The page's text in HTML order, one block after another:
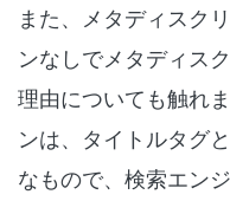
また、メタディスク
ンなしでメタディス
理由についても触れ
ンは、タイトルタグ
なもので、検索エン